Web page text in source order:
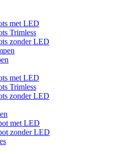
met LED
Trimless
zonder LED
met LED
Trimless
zonder LED
met LED
zonder LED